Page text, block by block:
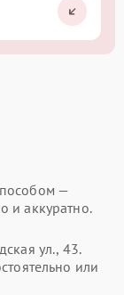
—
и аккуратно.
ул., 43.
или